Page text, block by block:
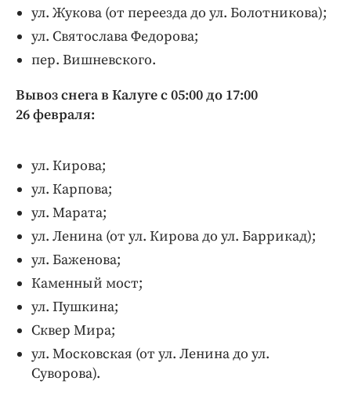
ул. Жукова (от переезда до ул. Болотникова);
ул. Святослава Федорова;
пер. Вишневского.
Вывоз снега в Калуге с 05:00 до 17:00
26 февраля:
ул. Кирова;
ул. Карпова;
ул. Марата;
ул. Ленина (от ул. Кирова до ул. Баррикад);
ул. Баженова;
Каменный мост;
ул. Пушкина;
Сквер Мира;
ул. Московская (от ул. Ленина до ул.
Суворова).